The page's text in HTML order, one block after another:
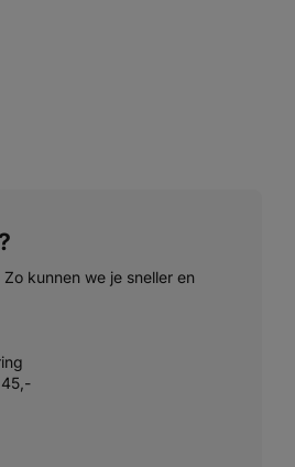
kunnen we je sneller en